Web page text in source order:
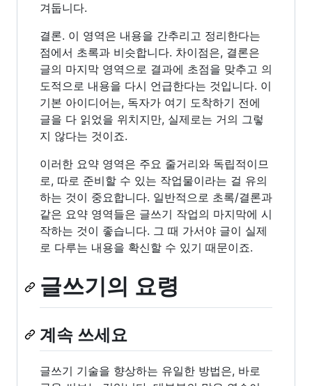
겨둡니다.
결론. 이 영역은 내용을 간추리고 정리한다는
점에서 초록과 비슷합니다. 차이점은, 결론은
글의 마지막 영역으로 결과에 초점을 맞추고 의
도적으로 내용을 다시 언급한다는 것입니다. 이
기본 아이디어는, 독자가 여기 도착하기 전에
글을 다 읽었을 위치지만, 실제로는 거의 그렇
지 않다는 것이죠.
이러한 요약 영역은 주요 줄거리와 독립적이므
로, 따로 준비할 수 있는 작업물이라는 걸 유의
하는 것이 중요합니다. 일반적으로 초록/결론과
같은 요약 영역들은 글쓰기 작업의 마지막에 시
작하는 것이 좋습니다. 그 때 가서야 글이 실제
로 다루는 내용을 확신할 수 있기 때문이죠.
글쓰기의 요령
계속 쓰세요
글쓰기 기술을 향상하는 유일한 방법은, 바로